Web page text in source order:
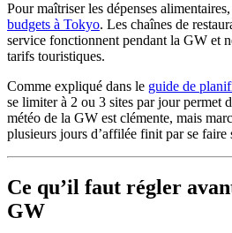
Pour maîtriser les dépenses
budgets à Tokyo. Les chaînes de
service fonctionnent pendant la GW et
tarifs touristiques.
Comme expliqué dans le guide de
se limiter à 2 ou 3 sites par jour permet
météo de la GW est clémente, mais
plusieurs jours d’affilée finit par se faire
Ce qu’il faut régler
GW